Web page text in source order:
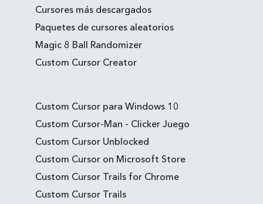
Cursores más descargados
Paquetes de cursores aleatorios
Magic 8 Ball Randomizer
Custom Cursor Creator
Custom Cursor para Windows 10
Custom Cursor-Man - Clicker Juego
Custom Cursor Unblocked
Custom Cursor on Microsoft Store
Custom Cursor Trails for Chrome
Custom Cursor Trails